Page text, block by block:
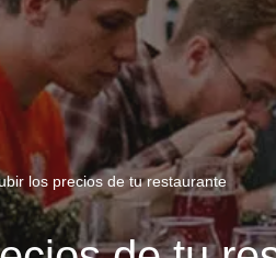
los precios de tu restaurante